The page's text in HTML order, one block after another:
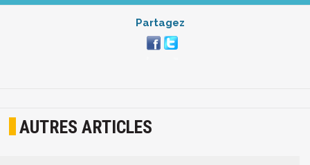
Partagez
AUTRES ARTICLES